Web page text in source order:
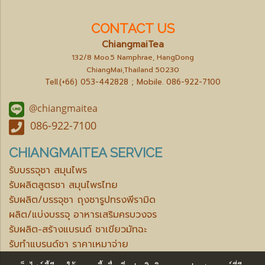
CONTACT US
ChiangmaiTea
132/8 Moo.5 Namphrae, HangDong
ChiangMai,Thailand 50230
Tell.(+66) 053-442828 ; Mobile. 086-922-7100
@chiangmaitea
086-922-7100
CHIANGMAITEA SERVICE
รับบรรจุชา สมุนไพร
รับผลิตสูตรชา สมุนไพรไทย
รับผลิต/บรรจุชา ถุงชารูปทรงพีรามิด
ผลิต/แบ่งบรรจุ อาหารเสริมครบวงจร
รับผลิต-สร้างแบรนด์ ชาเขียวมัทฉะ
รับทำแบรนด์ชา ราคาเหมาจ่าย